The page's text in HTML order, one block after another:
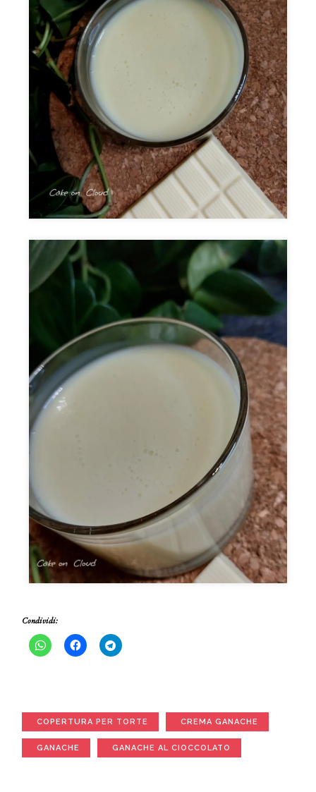
Condividi:
COPERTURA PER TORTE CREMA GANACHE
GANACHE GANACHE AL CIOCCOLATO